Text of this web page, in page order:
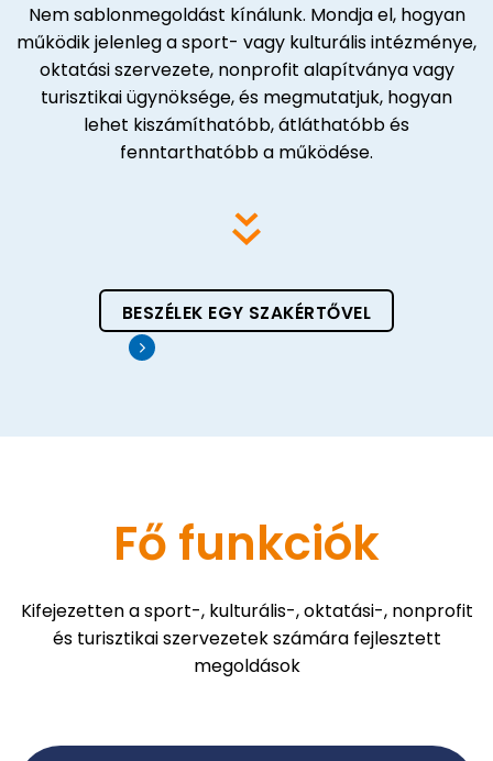
Nem sablonmegoldást kínálunk. Mondja el, hogyan
működik jelenleg a sport- vagy kulturális intézménye,
oktatási szervezete, nonprofit alapítványa vagy
turisztikai ügynöksége, és megmutatjuk, hogyan
lehet kiszámíthatóbb, átláthatóbb és
fenntarthatóbb a működése.
BESZÉLEK EGY SZAKÉRTŐVEL
Fő funkciók
Kifejezetten a sport-, kulturális-, oktatási-, nonprofit
és turisztikai szervezetek számára fejlesztett
megoldások